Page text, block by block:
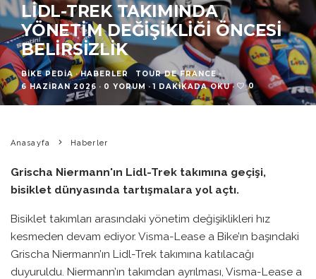
LIDL-TREK TAKIMINDA
YÖNETIM DEĞIŞIKLIĞI ÖNCESI
BELIRSIZLIK
BIKE PEDIA · HABERLER TOUR DE FRANCE ·
6 HAZIRAN 2026 · 0 YORUM · 1 DAKIKADA OKU · 0
Anasayfa Haberler
Grischa Niermann'ın Lidl-Trek takımına geçişi,
bisiklet dünyasında tartışmalara yol açtı.
Bisiklet takımları arasındaki yönetim değişiklikleri hız
kesmeden devam ediyor. Visma-Lease a Bike’ın başındaki
Grischa Niermann’ın Lidl-Trek takımına katılacağı
duyuruldu. Niermann’ın takımdan ayrılması, Visma-Lease a